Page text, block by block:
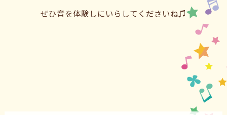
ぜひ音を体験しにいらしてくださいね♫